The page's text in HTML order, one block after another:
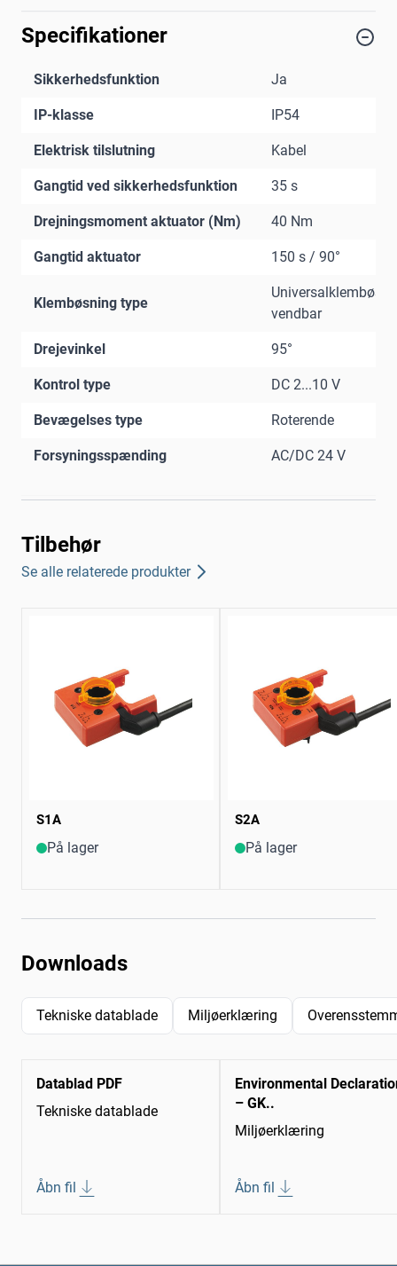
Specifikationer
Sikkerhedsfunktion Ja
IP-klasse IP54
Elektrisk tilslutning Kabel
Gangtid ved sikkerhedsfunktion 35 s
Drejningsmoment aktuator (Nm) 40 Nm
Gangtid aktuator 150 s / 90°
Klembøsning type
vendbar
Drejevinkel 95°
Kontrol type DC 2...10 V
Bevægelses type Roterende
Forsyningsspænding AC/DC 24 V
Tilbehør
Se alle relaterede produkter
S1A
På lager
S2A
På lager
Downloads
Tekniske datablade Miljøerklæring
Datablad PDF
Tekniske datablade
Åbn fil
Environmental
– GK..
Miljøerklæring
Åbn fil